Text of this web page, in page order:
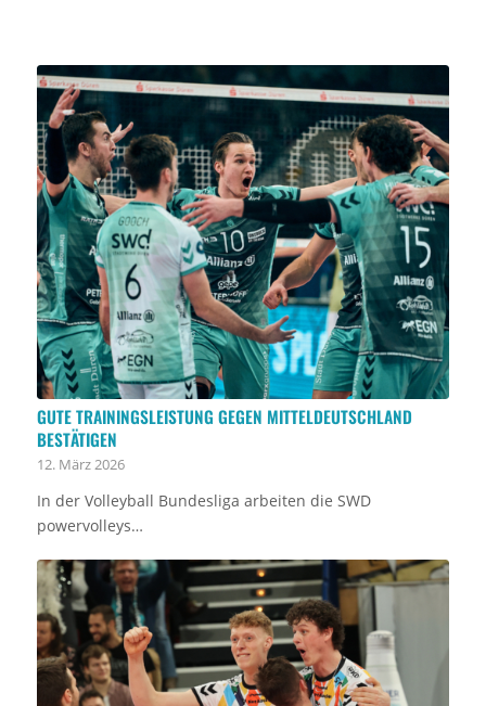
GUTE TRAININGSLEISTUNG GEGEN MITTELDEUTSCHLAND
BESTÄTIGEN
12. März 2026
In der Volleyball Bundesliga arbeiten die SWD
powervolleys…